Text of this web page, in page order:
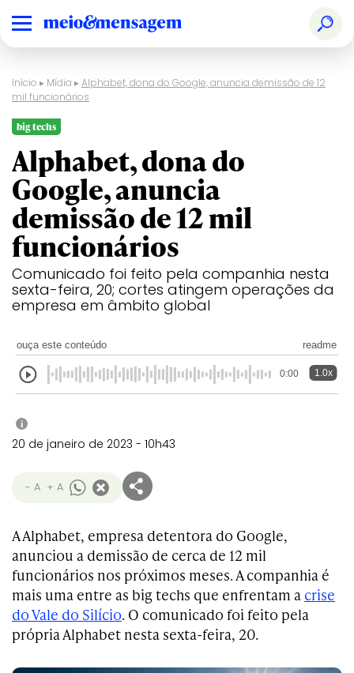
Início ▸ Mídia ▸Alphabet, dona do Google, anuncia demissão de 12
mil funcionários
big techs
Alphabet, dona do
Google, anuncia
demissão de 12 mil
funcionários
Comunicado foi feito pela companhia nesta
sexta-feira, 20; cortes atingem operações da
empresa em âmbito global
ouça este conteúdo readme
0:00 1.0x
i
20 de janeiro de 2023 - 10h43
- A + A
A Alphabet, empresa detentora do Google,
anunciou a demissão de cerca de 12 mil
funcionários nos próximos meses. A companhia é
mais uma entre as big techs que enfrentam a crise
do Vale do Silício. O comunicado foi feito pela
própria Alphabet nesta sexta-feira, 20.